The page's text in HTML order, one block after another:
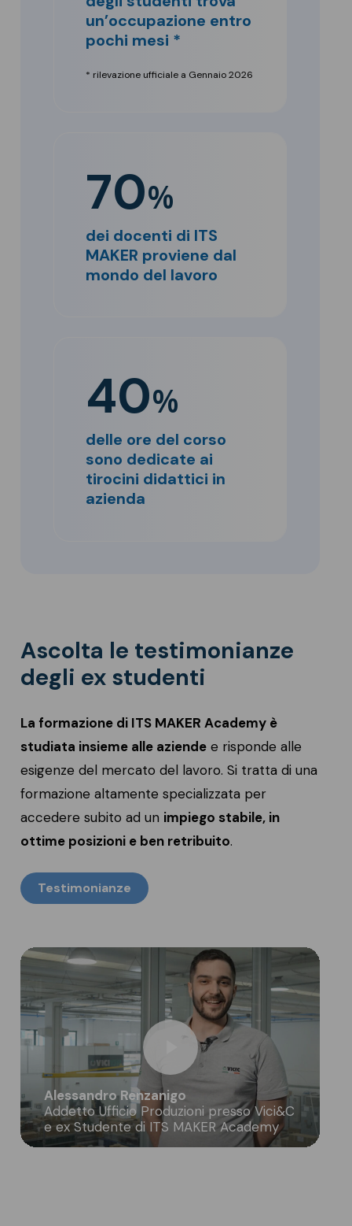
un’occupazione entro
pochi mesi *
* rilevazione ufficiale a Gennaio 2026
70%
dei docenti di ITS
MAKER proviene dal
mondo del lavoro
40%
delle ore del corso
sono dedicate ai
tirocini didattici in
azienda
Play Video
Alessandro Renzanigo
Addetto Ufficio Produzioni presso Vici&C
e ex Studente di ITS MAKER Academy
Ascolta le testimonianze
degli ex studenti
La formazione di ITS MAKER Academy è
studiata insieme alle aziende e risponde alle
esigenze del mercato del lavoro. Si tratta di una
formazione altamente specializzata per
accedere subito ad un impiego stabile, in
ottime posizioni e ben retribuito.
Testimonianze